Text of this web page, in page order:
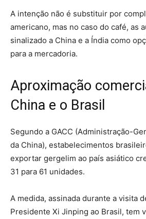
A intenção não é substituir por
americano, mas no caso do café, as
sinalizado a China e a Índia como
para a mercadoria.
Aproximação
China e o Brasil
Segundo a GACC (Administração-
da China), estabelecimentos
exportar gergelim ao país asiático
31 para 61 unidades.
A medida, assinada durante a visita
Presidente Xi Jinping ao Brasil, tem